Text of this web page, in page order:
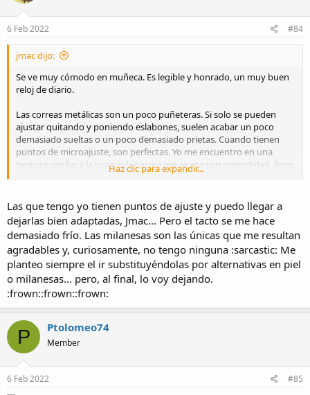
6 Feb 2022 #84
jmac dijo:
Se ve muy cómodo en muñeca. Es legible y honrado, un muy buen
reloj de diario.
Las correas metálicas son un poco puñeteras. Si solo se pueden
ajustar quitando y poniendo eslabones, suelen acabar un poco
demasiado sueltas o un poco demasiado prietas. Cuando tienen
puntos de microajuste, son perfectas. Yo me encuentro en una
tesitura similar a la tuya: si la correa me ajusta con comodidad, llevo
muy a gusto el reloj. Si me va suelto o prieto, se van quedando en la
Haz clic para expandir...
Las que tengo yo tienen puntos de ajuste y puedo llegar a
dejarlas bien adaptadas, Jmac... Pero el tacto se me hace
demasiado frío. Las milanesas son las únicas que me resultan
agradables y, curiosamente, no tengo ninguna :sarcastic: Me
planteo siempre el ir substituyéndolas por alternativas en piel
o milanesas... pero, al final, lo voy dejando.
:frown::frown::frown:
P Ptolomeo74
Member
6 Feb 2022 #85